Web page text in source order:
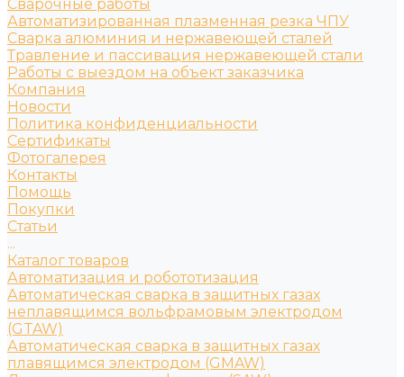
Сварочные работы
Автоматизированная плазменная резка ЧПУ
Сварка алюминия и нержавеющей сталей
Травление и пассивация нержавеющей стали
Работы с выездом на объект заказчика
Компания
Новости
Политика конфиденциальности
Сертификаты
Фотогалерея
Контакты
Помощь
Покупки
Статьи
...
Каталог товаров
Автоматизация и робототизация
Автоматическая сварка в защитных газах
неплавящимся вольфрамовым электродом
(GTAW)
Автоматическая сварка в защитных газах
плавящимся электродом (GMAW)